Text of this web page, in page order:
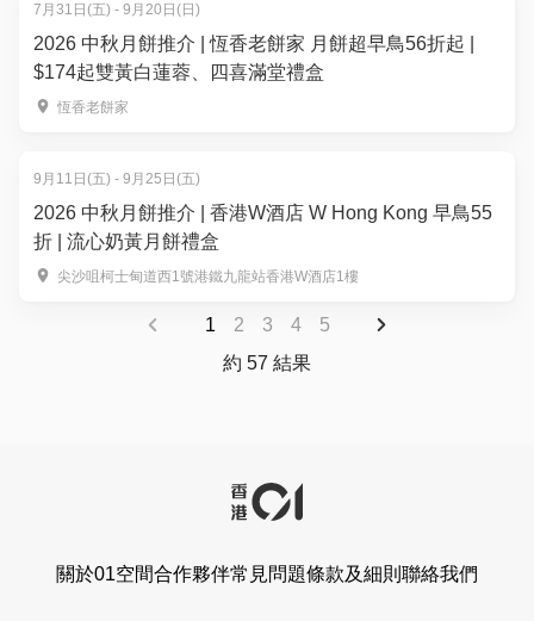
7月31日(五) - 9月20日(日)
2026 中秋月餅推介 | 恆香老餅家 月餅超早鳥56折起 |
$174起雙黃白蓮蓉、四喜滿堂禮盒
恆香老餅家
9月11日(五) - 9月25日(五)
2026 中秋月餅推介 | 香港W酒店 W Hong Kong 早鳥55
折 | 流心奶黃月餅禮盒
尖沙咀柯士甸道西1號港鐵九龍站香港W酒店1樓
1 2 3 4
5
約 57 結果
關於01空間合作夥伴常見問題條款及細則 聯絡我們